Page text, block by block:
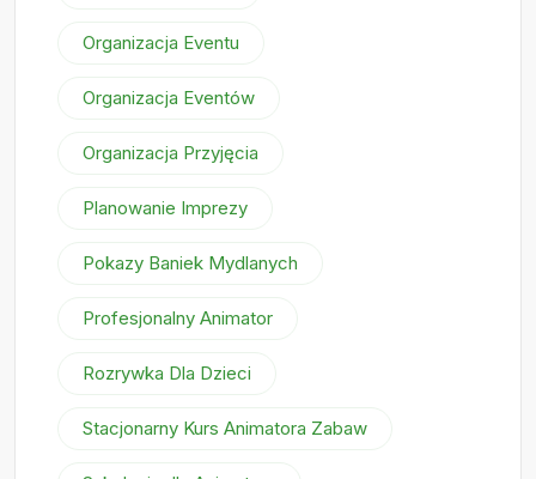
Organizacja Eventu
Organizacja Eventów
Organizacja Przyjęcia
Planowanie Imprezy
Pokazy Baniek Mydlanych
Profesjonalny Animator
Rozrywka Dla Dzieci
Stacjonarny Kurs Animatora Zabaw